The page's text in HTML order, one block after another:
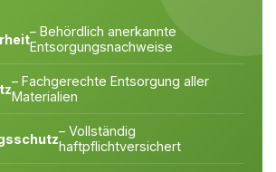
– Behördlich anerkannte
Entsorgungsnachweise
– Fachgerechte Entsorgung aller
Materialien
– Vollständig
haftpflichtversichert